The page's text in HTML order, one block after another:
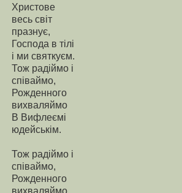
Христове
весь світ
празнує,
Господа в тілі
і ми святкуєм.
Тож радіймо і
співаймо,
Рожденного
вихваляймо
В Вифлеємі
юдейськім.
Тож радіймо і
співаймо,
Рожденного
вихваляймо